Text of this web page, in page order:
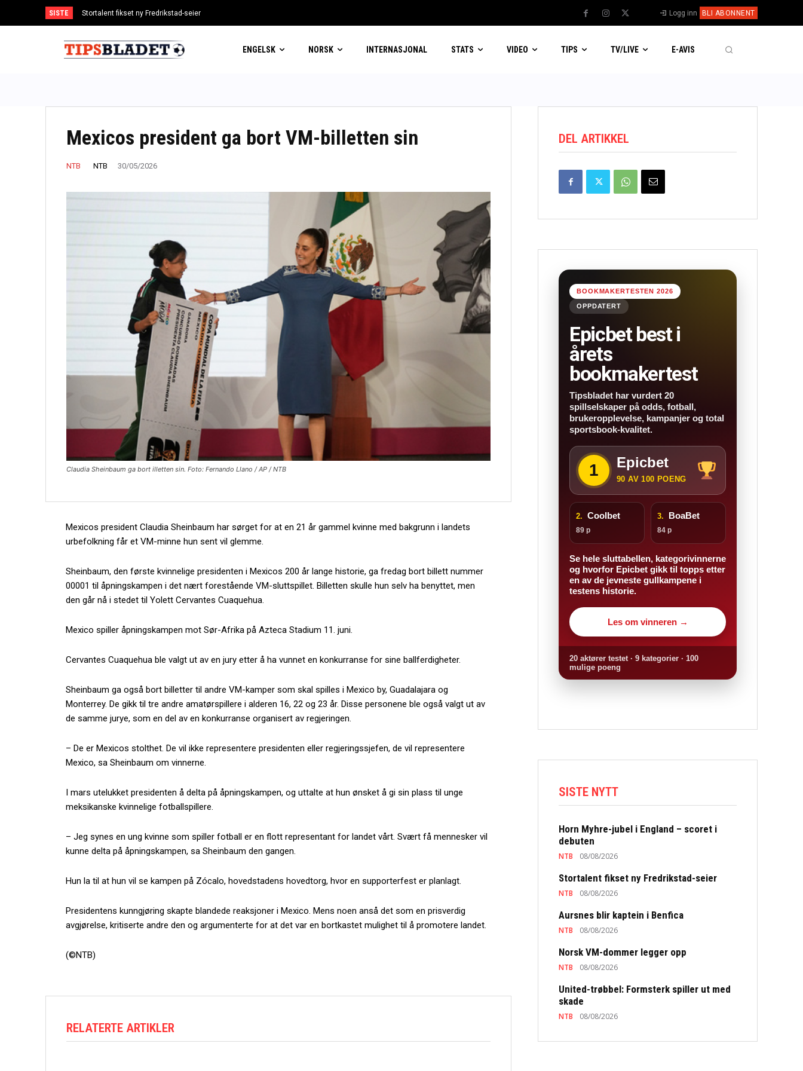
SISTE Stortalent fikset ny Fredrikstad-seier
Aursnes blir kaptein i Benfica Logg inn BLI ABONNENT
ENGELSK NORSK INTERNASJONAL STATS VIDEO TIPS TV/LIVE E-AVIS
Mexicos president ga bort VM-billetten sin
NTB NTB 30/05/2026
Claudia Sheinbaum ga bort illetten sin. Foto: Fernando Llano / AP / NTB
Mexicos president Claudia Sheinbaum har sørget for at en 21 år gammel kvinne med bakgrunn i landets
urbefolkning får et VM-minne hun sent vil glemme.
Sheinbaum, den første kvinnelige presidenten i Mexicos 200 år lange historie, ga fredag bort billett nummer
00001 til åpningskampen i det nært forestående VM-sluttspillet. Billetten skulle hun selv ha benyttet, men
den går nå i stedet til Yolett Cervantes Cuaquehua.
Mexico spiller åpningskampen mot Sør-Afrika på Azteca Stadium 11. juni.
Cervantes Cuaquehua ble valgt ut av en jury etter å ha vunnet en konkurranse for sine ballferdigheter.
Sheinbaum ga også bort billetter til andre VM-kamper som skal spilles i Mexico by, Guadalajara og
Monterrey. De gikk til tre andre amatørspillere i alderen 16, 22 og 23 år. Disse personene ble også valgt ut av
de samme jurye, som en del av en konkurranse organisert av regjeringen.
– De er Mexicos stolthet. De vil ikke representere presidenten eller regjeringssjefen, de vil representere
Mexico, sa Sheinbaum om vinnerne.
I mars utelukket presidenten å delta på åpningskampen, og uttalte at hun ønsket å gi sin plass til unge
meksikanske kvinnelige fotballspillere.
– Jeg synes en ung kvinne som spiller fotball er en flott representant for landet vårt. Svært få mennesker vil
kunne delta på åpningskampen, sa Sheinbaum den gangen.
Hun la til at hun vil se kampen på Zócalo, hovedstadens hovedtorg, hvor en supporterfest er planlagt.
Presidentens kunngjøring skapte blandede reaksjoner i Mexico. Mens noen anså det som en prisverdig
avgjørelse, kritiserte andre den og argumenterte for at det var en bortkastet mulighet til å promotere landet.
(©NTB)
RELATERTE ARTIKLER
DEL ARTIKKEL
BOOKMAKERTESTEN 2026
OPPDATERT
Epicbet best i
årets
bookmakertest
Tipsbladet har vurdert 20
spillselskaper på odds, fotball,
brukeropplevelse, kampanjer og total
sportsbook-kvalitet.
1 Epicbet
90 AV 100 POENG
2. Coolbet
89 p
3. BoaBet
84 p
Se hele sluttabellen, kategorivinnerne
og hvorfor Epicbet gikk til topps etter
en av de jevneste gullkampene i
testens historie.
Les om vinneren →
20 aktører testet · 9 kategorier · 100
mulige poeng
SISTE NYTT
Horn Myhre-jubel i England – scoret i
debuten
NTB 08/08/2026
Stortalent fikset ny Fredrikstad-seier
NTB 08/08/2026
Aursnes blir kaptein i Benfica
NTB 08/08/2026
Norsk VM-dommer legger opp
NTB 08/08/2026
United-trøbbel: Formsterk spiller ut med
skade
NTB 08/08/2026